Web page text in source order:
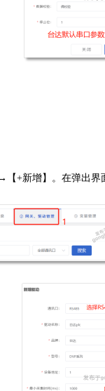
+新增】。在弹出界